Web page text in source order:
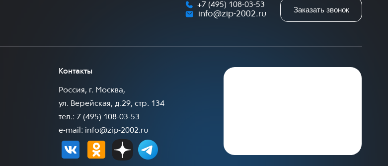
+7 (495) 108-03-53
info@zip-2002.ru
Заказать звонок
Контакты
Россия, г. Москва,
ул. Верейская, д.29, стр. 134
тел.: 7 (495) 108-03-53
e-mail: info@zip-2002.ru